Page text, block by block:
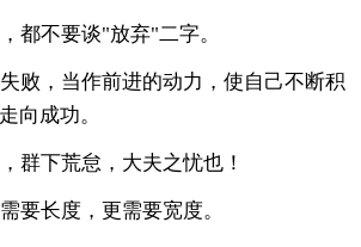
都不要谈"放弃"二字。
败，当作前进的动力，使自己不断积
向成功。
群下荒怠，大夫之忧也！
要长度，更需要宽度。